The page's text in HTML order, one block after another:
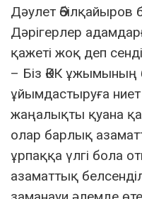
Дәулет Әбілқайыров
Дәрігерлер
қажеті жоқ деп
– Біз ӘКК ұжымының
ұйымдастыруға ниет
жаңалықты қуана
олар барлық
ұрпаққа үлгі бола
азаматтық